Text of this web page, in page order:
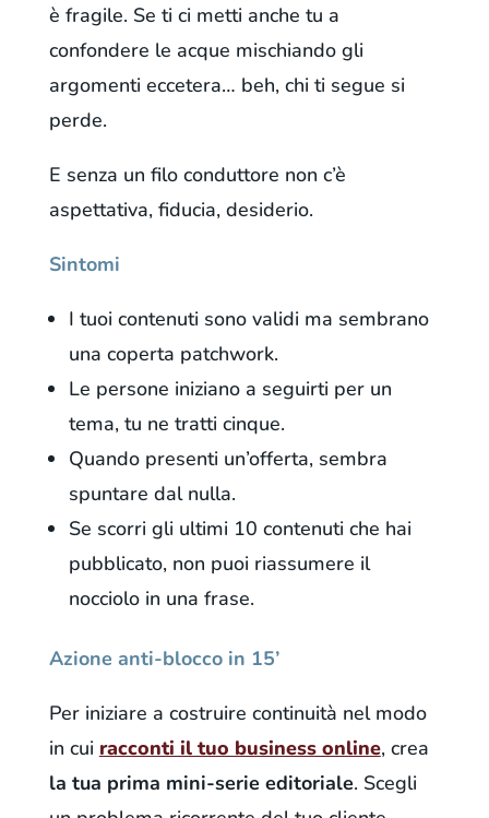
è fragile. Se ti ci metti anche tu a
confondere le acque mischiando gli
argomenti eccetera… beh, chi ti segue si
perde.
E senza un filo conduttore non c’è
aspettativa, fiducia, desiderio.
Sintomi
I tuoi contenuti sono validi ma sembrano
una coperta patchwork.
Le persone iniziano a seguirti per un
tema, tu ne tratti cinque.
Quando presenti un’offerta, sembra
spuntare dal nulla.
Se scorri gli ultimi 10 contenuti che hai
pubblicato, non puoi riassumere il
nocciolo in una frase.
Azione anti-blocco in 15’
Per iniziare a costruire continuità nel modo
in cui racconti il tuo business online, crea
la tua prima mini-serie editoriale. Scegli